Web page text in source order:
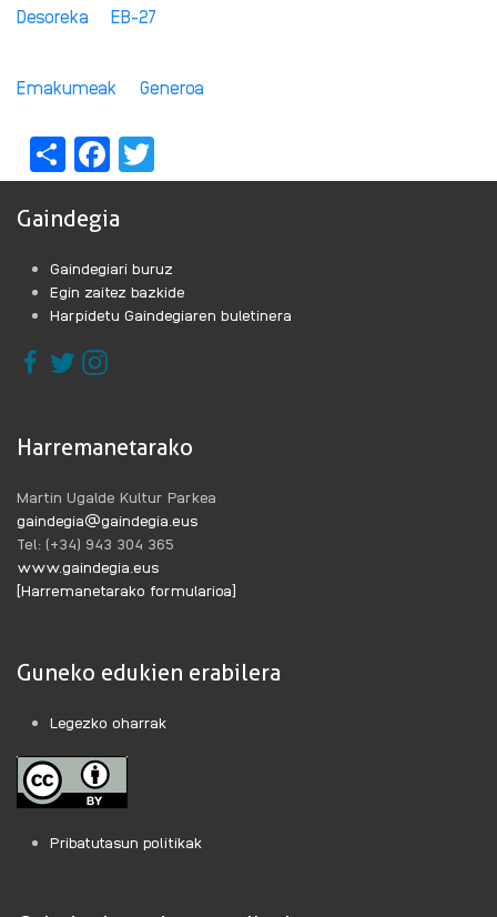
Desoreka EB-27
Emakumeak Generoa
ShareFacebook
Gaindegia
Gaindegiari buruz
Egin zaitez bazkide
Harpidetu Gaindegiaren buletinera
Harremanetarako
Martin Ugalde Kultur Parkea
gaindegia@gaindegia.eus
Tel: (+34) 943 304 365
www.gaindegia.eus
[Harremanetarako formularioa]
Guneko edukien erabilera
Legezko oharrak
Pribatutasun politikak